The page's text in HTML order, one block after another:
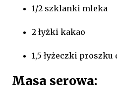
1/2 szklanki mleka
2 łyżki kakao
1,5 łyżeczki proszku
Masa serowa: